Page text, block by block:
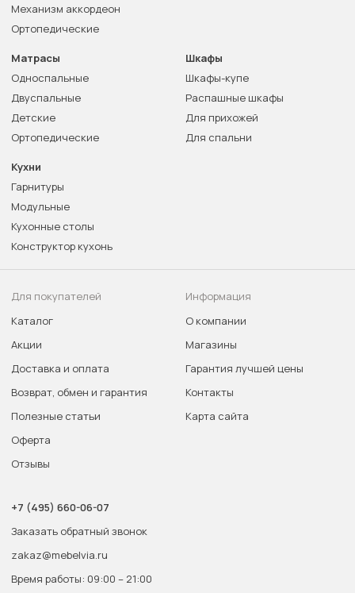
Механизм аккордеон
Ортопедические
Матрасы
Односпальные
Двуспальные
Детские
Ортопедические
Шкафы
Шкафы-купе
Распашные шкафы
Для прихожей
Для спальни
Кухни
Гарнитуры
Модульные
Кухонные столы
Конструктор кухонь
Для покупателей
Каталог
Акции
Доставка и оплата
Возврат, обмен и гарантия
Полезные статьи
Оферта
Отзывы
Информация
О компании
Магазины
Гарантия лучшей цены
Контакты
Карта сайта
+7 (495) 660-06-07
Заказать обратный звонок
zakaz@mebelvia.ru
Время работы: 09:00 – 21:00